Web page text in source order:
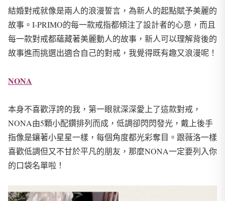
結婚對戒就像是兩人的浪漫誓言，為新人的起點賦予美麗的
故事。I-PRIMO的每一款戒指都傾注了設計者的心意，而且
每一款對戒都蘊藏著美麗動人的故事，新人可以理解背後的
故事進而挑選出適合自己的對戒，我覺得既有趣又浪漫呢！
NONA
本身不喜歡浮誇的我，第一眼就深深愛上了這款對戒，
NONA由5顆小配鑽排列而成，低調卻閃閃發光，戴上後手
指像是鑲著小星星一樣，每個角度都光彩奪目。跟薇洛一樣
喜歡低調但又不甘於平凡的朋友，那麼NONA一定要列入你
的口袋名單啦！